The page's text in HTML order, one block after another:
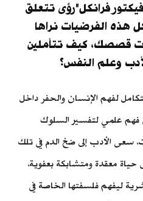
فرانكل"رؤى تتعلق
هذه الفرضيات نراها
قصصك، كيف تتأملين
وعلم النفس؟
لفهم الإنسان والحفر داخل
علمي لتفسير السلوك
سعى الأدب إلى ضخ الدم في تلك
حياة معقدة ومتشابكة بعفوية،
ليفهم فلسفتها الخاصة في